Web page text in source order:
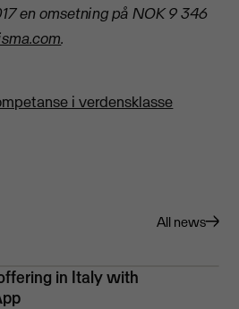
en omsetning på NOK 9 346
.
i verdensklasse
All news
in Italy with